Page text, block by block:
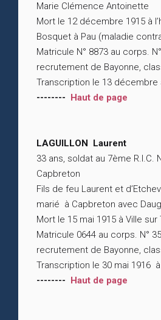
Marie Clémence Antoinette
Mort le 12 décembre 1915 à
Bosquet à Pau (maladie
Matricule N° 8873 au corps.
recrutement de Bayonne,
Transcription le 13 décembre
-------- Haut de page
LAGUILLON Laurent
33 ans, soldat au 7ème R.I.C.
Capbreton
Fils de feu Laurent et
marié à Capbreton avec
Mort le 15 mai 1915 à Ville sur
Matricule 0644 au corps. N°
recrutement de Bayonne,
Transcription le 30 mai 1916
-------- Haut de page